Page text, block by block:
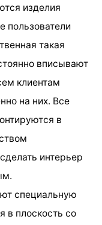
изделия
пользователи
такая
вписывают
клиентам
на них. Все
в
интерьер
специальную
в плоскость со